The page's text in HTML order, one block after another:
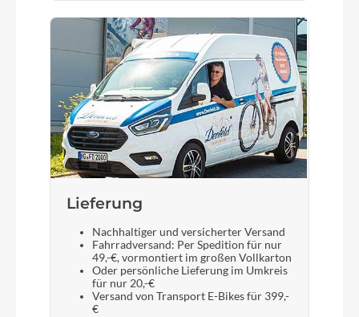
Sattel
Selle Royal Vivo Ergo Sport
Gabel
SR Suntour NVX-30, 100mm
Sattelstütze
Lieferung
Nachhaltiger und versicherter Versand
Fahrradversand: Per Spedition für nur
49,-€, vormontiert im großen Vollkarton
Oder persönliche Lieferung im Umkreis
für nur 20,-€
Versand von Transport E-Bikes für 399,-
€